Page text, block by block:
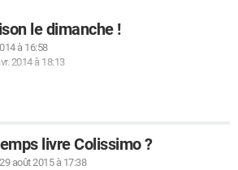
le dimanche !
à 16:58
2014 à 18:13
livre Colissimo ?
29 août 2015 à 17:38